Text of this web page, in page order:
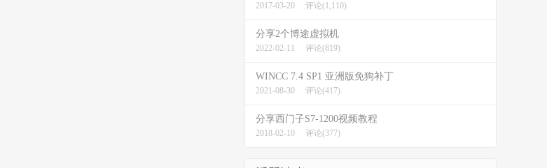
2017-03-20 评论(1,110)
分享2个博途虚拟机
2022-02-11 评论(819)
WINCC 7.4 SP1 亚洲版免狗补丁
2021-08-30 评论(417)
分享西门子S7-1200视频教程
2018-02-10 评论(377)